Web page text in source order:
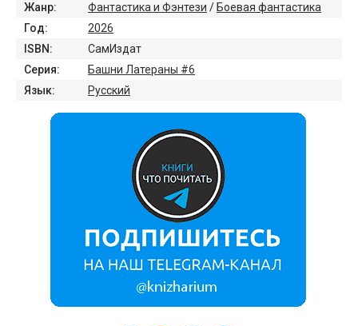
Жанр: Фантастика и Фэнтези / Боевая фантастика
Год:
2026
ISBN:
СамИздат
Серия:
Башни Латераны #6
Язык:
Русский